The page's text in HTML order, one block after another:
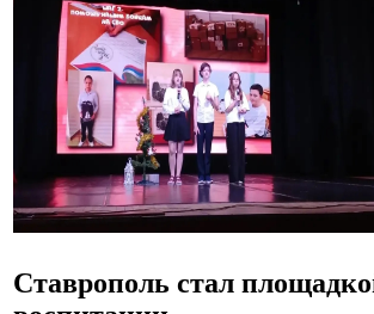
Ставрополь стал